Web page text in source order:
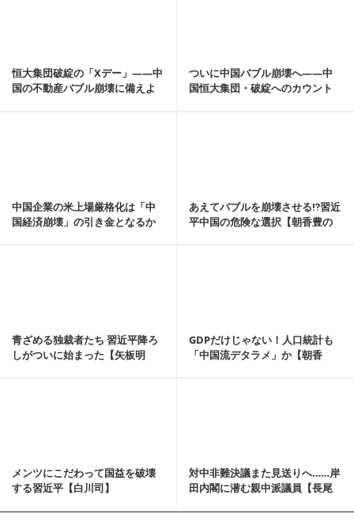
恒大集団破綻の「Xデー」――中
国の不動産バブル崩壊に備えよ
ついに中国バブル崩壊へ――中
国恒大集団・破綻へのカウント
中国企業の米上場厳格化は「中
国経済崩壊」の引き金となるか
あえてバブルを崩壊させる⁉習近
平中国の危険な選択【朝香豊の
青ざめる独裁者たち 習近平降ろ
しがついに始まった【矢板明
GDPだけじゃない！人口統計も
「中国流デタラメ」か【朝香
メンツにこだわって国益を破壊
する習近平【白川司】
対中非難決議また見送りへ……岸
田内閣に潜む親中派議員【長尾